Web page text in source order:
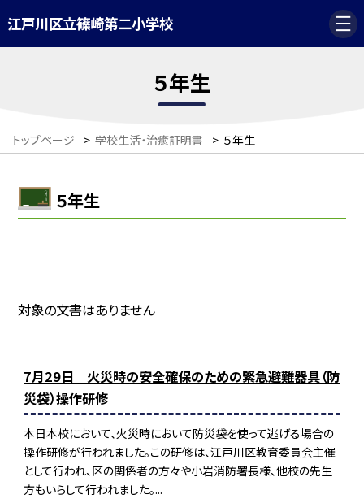
江戸川区立篠崎第二小学校
５年生
トップページ > 学校生活・治癒証明書 > ５年生
５年生
対象の文書はありません
7月29日 火災時の安全確保のための緊急避難器具（防
災袋）操作研修
本日本校において、火災時において防災袋を使って逃げる場合の
操作研修が行われました。この研修は、江戸川区教育委員会主催
として行われ、区の関係者の方々や小岩消防署長様、他校の先生
方もいらして行われました。...